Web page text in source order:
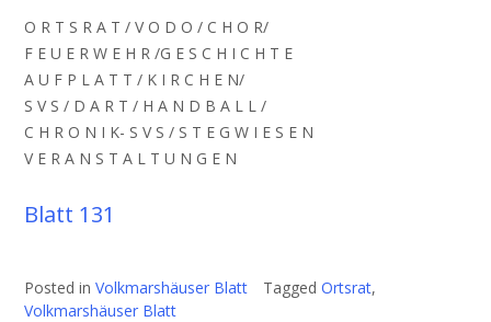
O R T S R A T / V O D O / C H O R/
F E U E R W E H R /G E S C H I C H T E
A U F P L A T T / K I R C H E N/
S V S / D A R T / H A N D B A L L /
C H R O N I K- S V S / S T E G W I E S E N
V E R A N S T A L T U N G E N
Blatt 131
Posted in Volkmarshäuser Blatt Tagged Ortsrat,
Volkmarshäuser Blatt